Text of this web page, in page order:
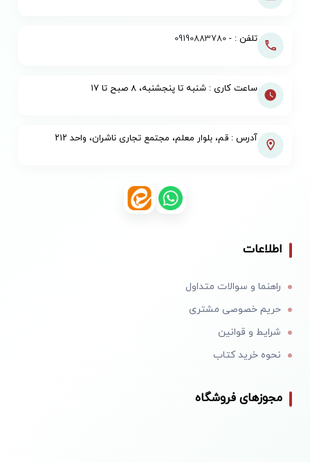
تلفن : -09190883780
ساعت کاری : شنبه تا پنجشنبه، ۸ صبح تا ۱۷
آدرس : قم، بلوار معلم، مجتمع تجاری ناشران، واحد ۲۱۲
اطلاعات
راهنما و سوالات متداول
حریم خصوصی مشتری
شرایط و قوانین
نحوه خرید کتاب
مجوزهای فروشگاه